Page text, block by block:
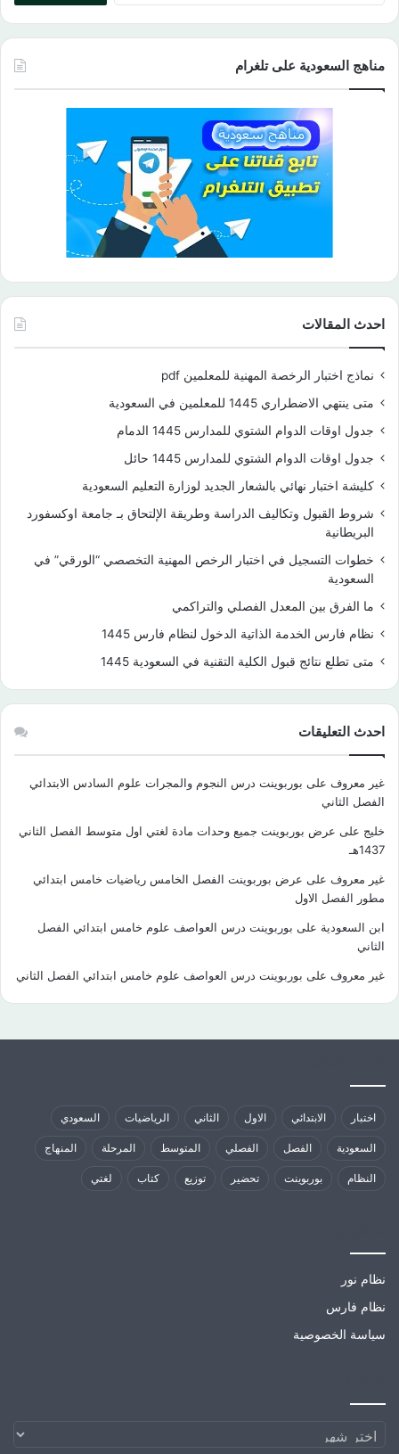
مناهج السعودية على تلغرام
احدث المقالات
نماذج اختبار الرخصة المهنية للمعلمين pdf
متى ينتهي الاضطراري 1445 للمعلمين في السعودية
جدول اوقات الدوام الشتوي للمدارس 1445 الدمام
جدول اوقات الدوام الشتوي للمدارس 1445 حائل
كليشة اختبار نهائي بالشعار الجديد لوزارة التعليم السعودية
شروط القبول وتكاليف الدراسة وطريقة الإلتحاق بـ جامعة اوكسفورد
البريطانية
خطوات التسجيل في اختبار الرخص المهنية التخصصي “الورقي” في
السعودية
ما الفرق بين المعدل الفصلي والتراكمي
نظام فارس الخدمة الذاتية الدخول لنظام فارس 1445
متى تطلع نتائج قبول الكلية التقنية في السعودية 1445
احدث التعليقات
غير معروف على بوربوينت درس النجوم والمجرات علوم السادس الابتدائي
الفصل الثاني
خليج على عرض بوربوينت جميع وحدات مادة لغتي اول متوسط الفصل الثاني
1437هـ
غير معروف على عرض بوربوينت الفصل الخامس رياضيات خامس ابتدائي
مطور الفصل الاول
ابن السعودية على بوربوينت درس العواصف علوم خامس ابتدائي الفصل
الثاني
غير معروف على بوربوينت درس العواصف علوم خامس ابتدائي الفصل الثاني
اختبار الابتدائي الاول الثاني الرياضيات السعودي
السعودية الفصل الفصلي المتوسط المرحلة المنهاج
النظام بوربوينت تحضير توزيع كتاب لغتي
نظام نور
نظام فارس
سياسة الخصوصية
الارشيف